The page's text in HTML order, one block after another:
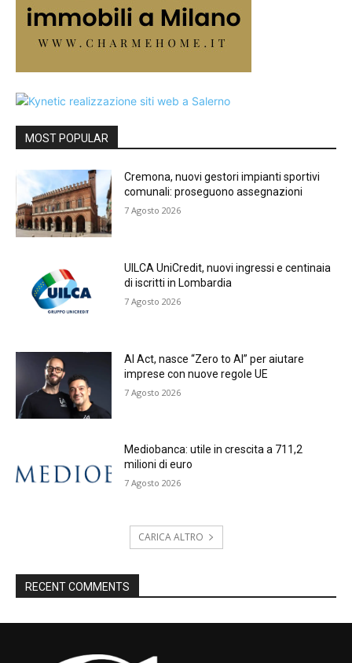
MOST POPULAR
Cremona, nuovi gestori impianti sportivi
comunali: proseguono assegnazioni
7 Agosto 2026
UILCA UniCredit, nuovi ingressi e centinaia
di iscritti in Lombardia
7 Agosto 2026
AI Act, nasce “Zero to AI” per aiutare
imprese con nuove regole UE
7 Agosto 2026
Mediobanca: utile in crescita a 711,2
milioni di euro
7 Agosto 2026
CARICA ALTRO
RECENT COMMENTS